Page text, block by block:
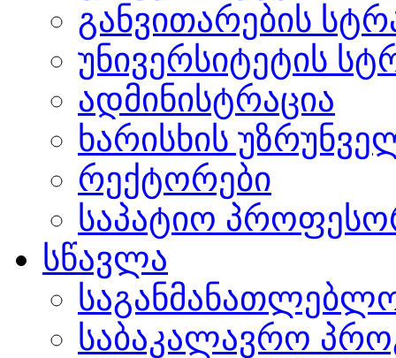
განვითარების
უნივერსიტეტის
ადმინისტრაცია
ხარისხის
რექტორები
საპატიო
სწავლა
საბაკალავრო